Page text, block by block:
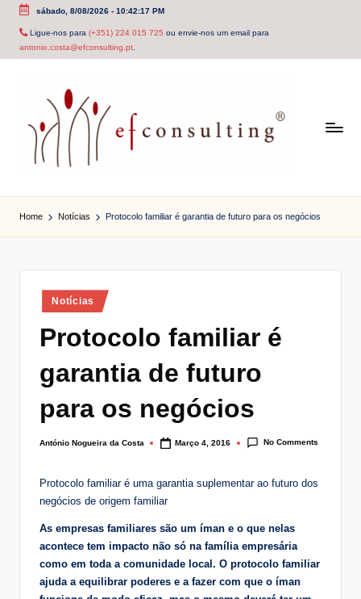
Skip
sábado, 8/08/2026- 10:42:18 PM
Ligue-nos para (+351) 224 015 725 ou envie-nos um email para
antonio.costa@efconsulting.pt.
f
c
o
Home Notícias Protocolo familiar é garantia de futuro para os negócios
Posted
in
Notícias
Protocolo familiar é
garantia de futuro
para os negócios
Posted
António Nogueira da Costa Março 4, 2016 No Comments
Protocolo familiar é uma garantia suplementar ao futuro dos
negócios de origem familiar
As empresas familiares são um íman e o que nelas
acontece tem impacto não só na família empresária
como em toda a comunidade local. O protocolo familiar
ajuda a equilibrar poderes e a fazer com que o íman